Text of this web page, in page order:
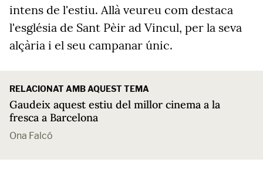
intens de l'estiu. Allà veureu com destaca
l'església de Sant Pèir ad Vincul, per la seva
alçària i el seu campanar únic.
RELACIONAT AMB AQUEST TEMA
Gaudeix aquest estiu del millor cinema a la
fresca a Barcelona
Ona Falcó